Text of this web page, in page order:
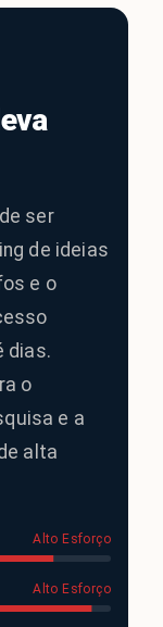
ser
de ideias
e o
dias.
o
e a
alta
Alto Esforço
Alto Esforço